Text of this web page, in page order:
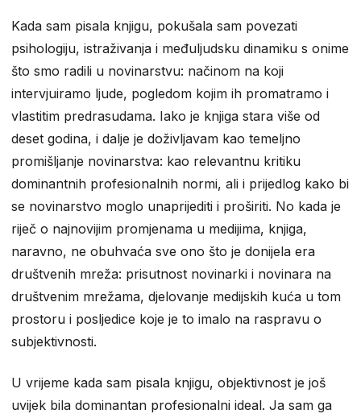
Kada sam pisala knjigu, pokušala sam povezati
psihologiju, istraživanja i međuljudsku dinamiku s onime
što smo radili u novinarstvu: načinom na koji
intervjuiramo ljude, pogledom kojim ih promatramo i
vlastitim predrasudama. Iako je knjiga stara više od
deset godina, i dalje je doživljavam kao temeljno
promišljanje novinarstva: kao relevantnu kritiku
dominantnih profesionalnih normi, ali i prijedlog kako bi
se novinarstvo moglo unaprijediti i proširiti. No kada je
riječ o najnovijim promjenama u medijima, knjiga,
naravno, ne obuhvaća sve ono što je donijela era
društvenih mreža: prisutnost novinarki i novinara na
društvenim mrežama, djelovanje medijskih kuća u tom
prostoru i posljedice koje je to imalo na raspravu o
subjektivnosti.
U vrijeme kada sam pisala knjigu, objektivnost je još
uvijek bila dominantan profesionalni ideal. Ja sam ga